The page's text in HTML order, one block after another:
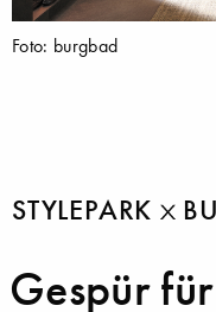
Foto: burgbad
STYLEPARK
Gespür